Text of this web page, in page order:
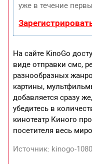
уже в течение
На сайте KinoGo
виде отправки смс,
разнообразных
картины,
добавляется сразу
убедитесь в
кинотеатр Киного
посетителя весь
Источник: kinogo-